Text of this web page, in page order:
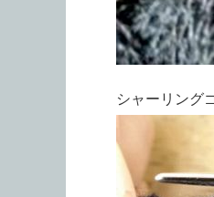
シャーリング